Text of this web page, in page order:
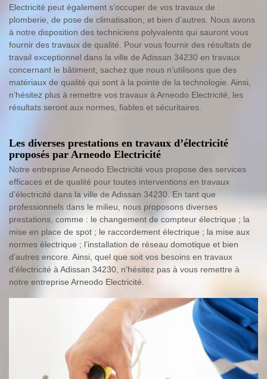
Electricité peut également s’occuper de vos travaux de :
plomberie, de pose de climatisation, et bien d’autres. Nous avons
à notre disposition des techniciens polyvalents qui sauront vous
fournir des travaux de qualité. Pour vous fournir des résultats de
travail exceptionnel dans la ville de Adissan 34230 en travaux
concernant le bâtiment, sachez que nous n’utilisons que des
matériaux de qualité qui sont à la pointe de la technologie. Ainsi,
n’hésitez plus à remettre vos travaux à Arneodo Electricité, les
résultats seront aux normes, fiables et sécuritaires.
Les diverses prestations en travaux d’électricité
proposés par Arneodo Electricité
Notre entreprise Arneodo Electricité vous propose des services
efficaces et de qualité pour toutes interventions en travaux
d’électricité dans la ville de Adissan 34230. En tant que
professionnels dans le milieu, nous proposons diverses
prestations, comme : le changement de compteur électrique ; la
mise en place de spot ; le raccordement électrique ; la mise aux
normes électrique ; l’installation de réseau domotique et bien
d’autres encore. Ainsi, quel que soit vos besoins en travaux
d’électricité à Adissan 34230, n’hésitez pas à vous remettre à
notre entreprise Arneodo Electricité.